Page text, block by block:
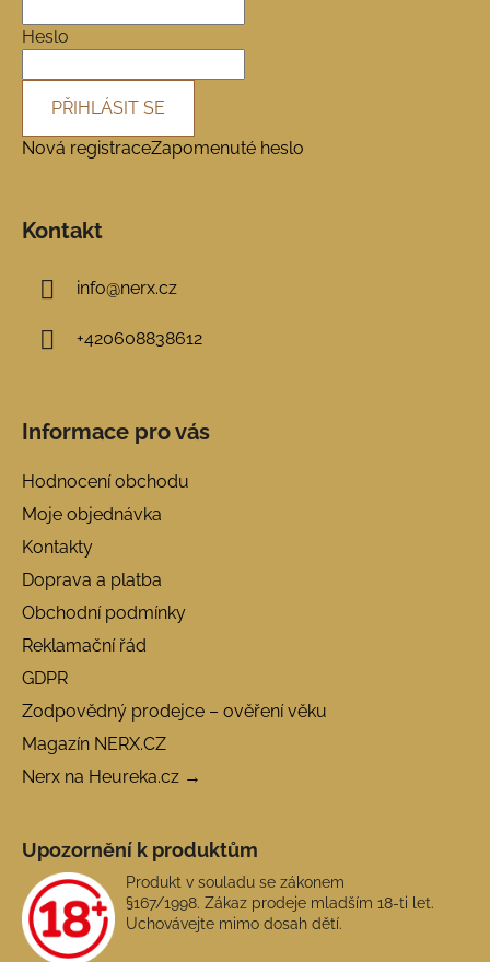
Heslo
PŘIHLÁSIT SE
Nová registraceZapomenuté heslo
Kontakt
info@nerx.cz
+420608838612
Informace pro vás
Hodnocení obchodu
Moje objednávka
Kontakty
Doprava a platba
Obchodní podmínky
Reklamační řád
GDPR
Zodpovědný prodejce – ověření věku
Magazín NERX.CZ
Nerx na Heureka.cz →
Upozornění k produktům
Produkt v souladu se zákonem
§167/1998. Zákaz prodeje mladším 18-ti let.
Uchovávejte mimo dosah dětí.